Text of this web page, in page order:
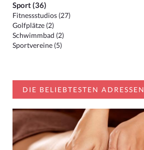
Sport (36)
Fitnessstudios (27)
Golfplätze (2)
Schwimmbad (2)
Sportvereine (5)
DIE BELIEBTESTEN ADRESSEN